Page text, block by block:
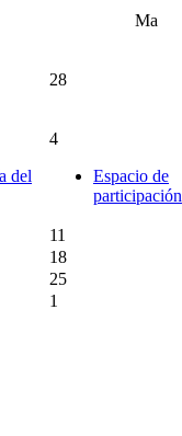
Ma
28
del
4
Espacio de
participación
11
18
25
1